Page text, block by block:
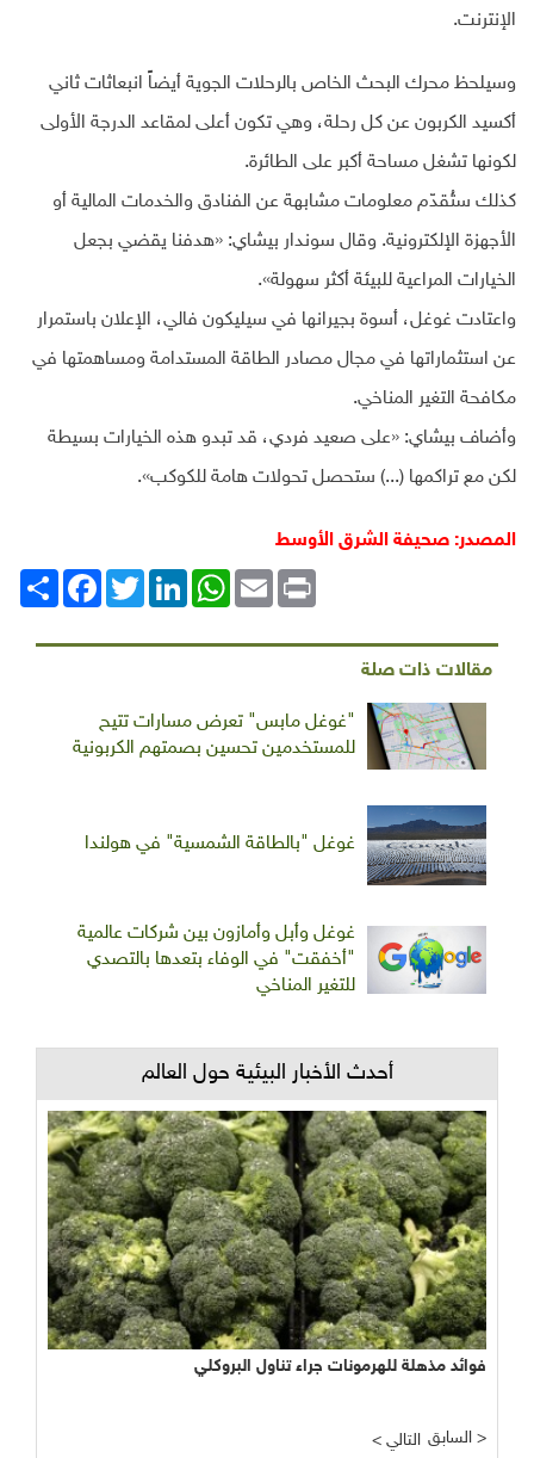
الإنترنت.
وسيلحظ محرك البحث الخاص بالرحلات الجوية أيضاً انبعاثات ثاني
أكسيد الكربون عن كل رحلة، وهي تكون أعلى لمقاعد الدرجة الأولى
لكونها تشغل مساحة أكبر على الطائرة.
كذلك ستُقدّم معلومات مشابهة عن الفنادق والخدمات المالية أو
الأجهزة الإلكترونية. وقال سوندار بيشاي: «هدفنا يقضي بجعل
الخيارات المراعية للبيئة أكثر سهولة».
واعتادت غوغل، أسوة بجيرانها في سيليكون فالي، الإعلان باستمرار
عن استثماراتها في مجال مصادر الطاقة المستدامة ومساهمتها في
مكافحة التغير المناخي.
وأضاف بيشاي: «على صعيد فردي، قد تبدو هذه الخيارات بسيطة
لكن مع تراكمها (...) ستحصل تحولات هامة للكوكب».
المصدر: صحيفة الشرق الأوسط
انشر
FacebookTwitterLinkedIn
WhatsAppEmail Print
مقالات ذات صلة
"غوغل مابس" تعرض مسارات تتيح
للمستخدمين تحسين بصمتهم الكربونية
غوغل "بالطاقة الشمسية" في هولندا
غوغل وأبل وأمازون بين شركات عالمية
"أخفقت" في الوفاء بتعدها بالتصدي
للتغير المناخي
أحدث الأخبار البيئية حول العالم
فوائد مذهلة للهرمونات جراء تناول البروكلي
< التالي السابق >